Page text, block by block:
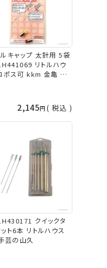
キャップ 太針用 5袋
リトルハウ
ポス可 kkm 金亀 手
2,145 税込
クイックタ
ト6本 リトルハウス
芸の山久